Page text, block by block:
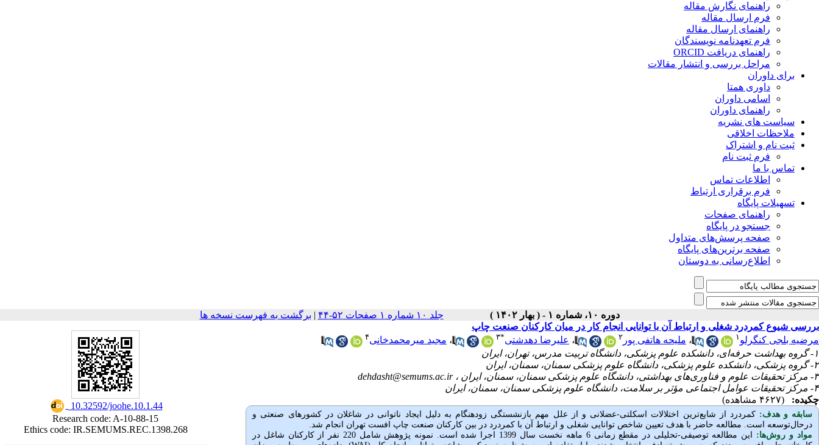
راهنمای نگارش مقاله
فرم ارسال مقاله
راهنمای ارسال مقاله
فرم تعهدنامه نویسندگان
راهنمای دریافت ORCID
مراحل بررسی و انتشار مقالات
برای داوران
داوری همتا
اسامی داوران
راهنمای داوران
سیاست های نشریه
ملاحظات اخلاقی
ثبت نام و اشتراک
فرم ثبت نام
تماس با ما
اطلاعات تماس
فرم برقراری ارتباط
تسهیلات پایگاه
راهنمای صفحات
جستجو در پایگاه
صفحه پرسش‌های متداول
صفحه برترین‌های پایگاه
اطلاع‌رسانی به دوستان
دوره ۱۰، شماره ۱ - ( بهار ۱۴۰۲ ) جلد ۱۰ شماره ۱ صفحات ۵۲-۴۴ | برگشت به فهرست نسخه ها
‎ 10.32592/joohe.10.1.44
Research code: A-10-88-15
Ethics code: IR.SEMUMS.REC.1398.268
بررسی شیوع کمردرد شغلی و ارتباط آن با توانایی انجام کار در میان کارکنان صنعت چاپ
مرضیه بلجی کنگرلو ۱ ، ملیحه هاتفی پور ۲ ، علیرضا دهدشتی*۳ ، مجید میرمحمدخانی۴
۱- گروه بهداشت حرفه‌ای، دانشکده علوم پزشکی، دانشگاه تربیت مدرس، تهران، ایران
۲- گروه پزشکی، دانشکده علوم پزشکی، دانشگاه علوم پزشکی سمنان، سمنان، ایران
۳- مرکز تحقیقات علوم و فناوری‌های بهداشتی، دانشگاه علوم پزشکی سمنان، سمنان، ایران ،
dehdasht@semums.ac.ir
۴- مرکز تحقیقات عوامل اجتماعی مؤثر بر سلامت، دانشگاه علوم پزشکی سمنان، سمنان، ایران
چکیده:
(۴۶۲۷ مشاهده)
سابقه و هدف: کمردرد از شایع‌ترین اختلالات اسکلتی-عضلانی و از علل مهم بازنشستگی زودهنگام به دلیل ایجاد ناتوانی در شاغلان در کشورهای صنعتی و
درحال‌توسعه است. مطالعه حاضر با هدف تعیین شاخص توانایی شغلی و ارتباط آن با کمردرد در بین کارکنان صنعت چاپ افست تهران انجام شد.
مواد و روش‌‌ها:
این مطالعه توصیفی-تحلیلی در مقطع زمانی 6 ماهه نخست سال 1399 اجرا شده است. نمونه پژوهش شامل 220 نفر از کارکنان شاغل در